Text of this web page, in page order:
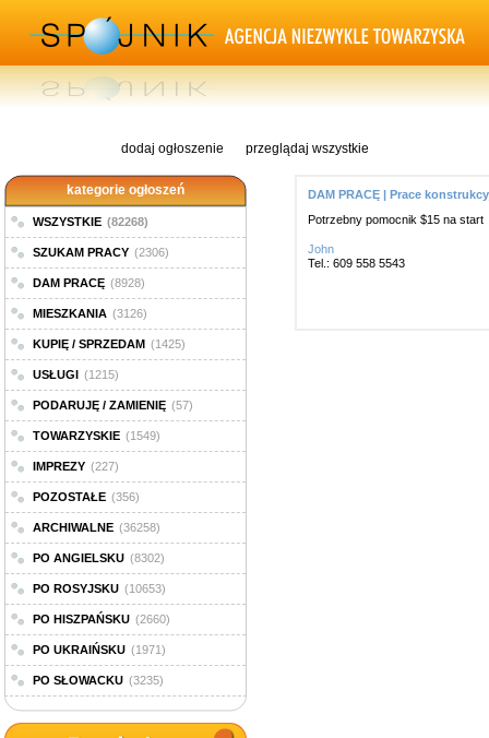
dodaj ogłoszenie przeglądaj wszystkie
kategorie ogłoszeń
WSZYSTKIE (82268)
SZUKAM PRACY (2306)
DAM PRACĘ (8928)
MIESZKANIA (3126)
KUPIĘ / SPRZEDAM (1425)
USŁUGI (1215)
PODARUJĘ / ZAMIENIĘ (57)
TOWARZYSKIE (1549)
IMPREZY (227)
POZOSTAŁE (356)
ARCHIWALNE (36258)
PO ANGIELSKU (8302)
PO ROSYJSKU (10653)
PO HISZPAŃSKU (2660)
PO UKRAIŃSKU (1971)
PO SŁOWACKU (3235)
DAM PRACĘ | Prace
Potrzebny pomocnik $15 na start
John
Tel.: 609 558 5543